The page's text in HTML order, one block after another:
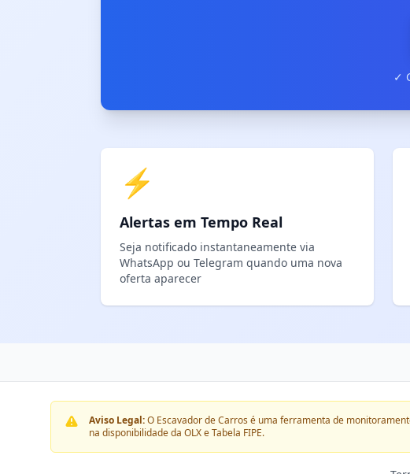
✓
⚡
Alertas em Tempo Real
Seja notificado instantaneamente via
WhatsApp ou Telegram quando uma nova
oferta aparecer
Aviso Legal:O Escavador de Carros é uma ferramenta de
na disponibilidade da OLX e Tabela FIPE.